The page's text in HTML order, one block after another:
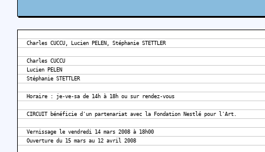
Charles CUCCU, Lucien PELEN, Stéphanie STETTLER
Charles CUCCU
Lucien PELEN
Stéphanie STETTLER
Horaire : je-ve-sa de 14h à 18h ou sur rendez-vous
CIRCUIT bénéficie d'un partenariat avec la Fondation Nestlé pour l'Art.
Vernissage le vendredi 14 mars 2008 à 18h00
Ouverture du 15 mars au 12 avril 2008